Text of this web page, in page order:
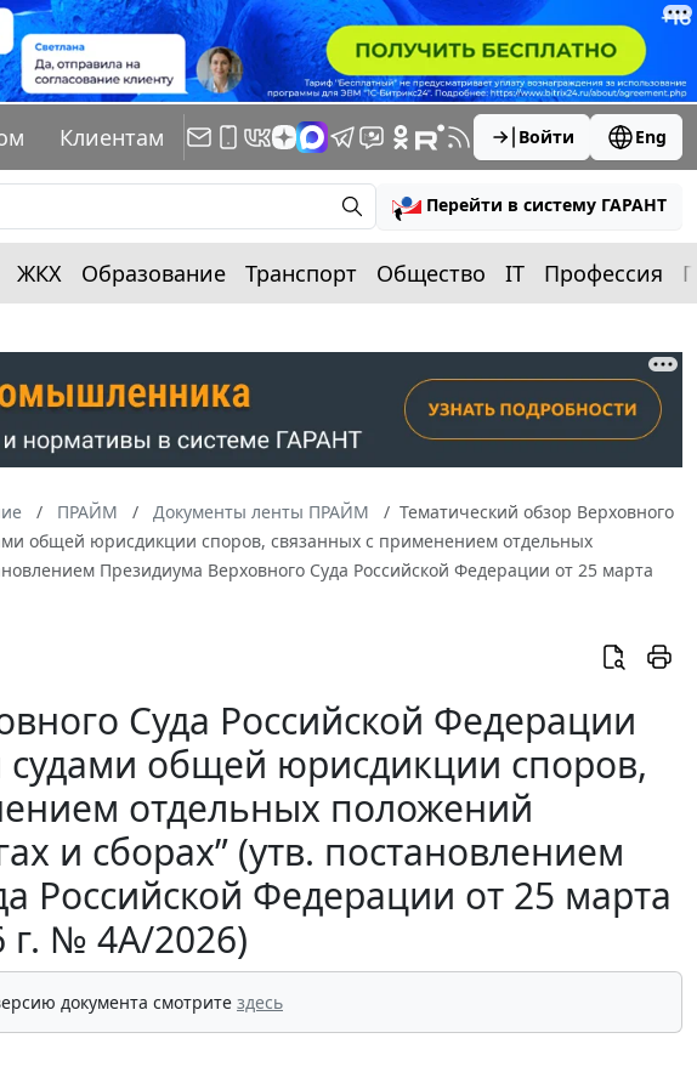
Клиентам Войти Eng
Перейти в систему ГАРАНТ
ЖКХ Образование Транспорт Общество IT Профессия
ПРАЙМ Документы ленты ПРАЙМ
Тематический обзор Верховного
общей юрисдикции споров, связанных с применением отдельных
Президиума Верховного Суда Российской Федерации от 25 марта
Суда Российской Федерации
общей юрисдикции споров,
отдельных положений
и сборах” (утв. постановлением
Российской Федерации от 25 марта
г. № 4А/2026)
документа смотрите здесь